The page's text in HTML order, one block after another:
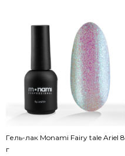
Гель-лак Monami Fairy tale Ariel 8
г